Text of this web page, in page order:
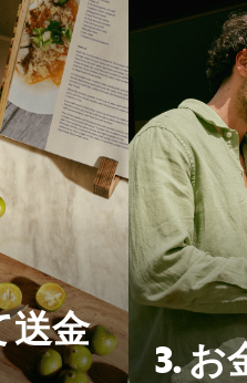
送金
3. お